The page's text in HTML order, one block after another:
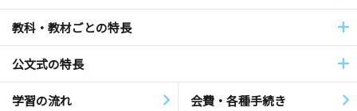
教科・教材ごとの特長
公文式の特長
学習の流れ 会費・各種手続き